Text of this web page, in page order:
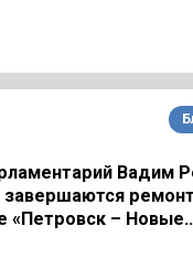
Вадим
завершаются
«Петровск –